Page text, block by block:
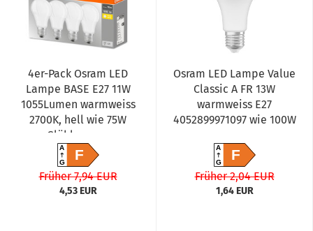
4er-Pack Osram LED
Lampe BASE E27 11W
1055Lumen warmweiss
2700K, hell wie 75W
Glühlampen
4058075184992...
A
GF
Früher 7,94 EUR
4,53 EUR
Osram LED Lampe Value
Classic A FR 13W
warmweiss E27
4052899971097 wie 100W
A
GF
Früher 2,04 EUR
1,64 EUR